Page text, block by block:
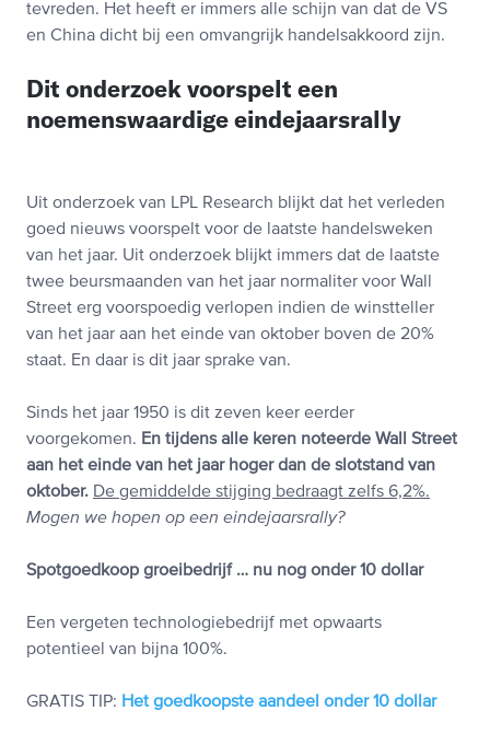
tevreden. Het heeft er immers alle schijn van dat de VS
en China dicht bij een omvangrijk handelsakkoord zijn.
Dit onderzoek voorspelt een
noemenswaardige eindejaarsrally
Uit onderzoek van LPL Research blijkt dat het verleden
goed nieuws voorspelt voor de laatste handelsweken
van het jaar. Uit onderzoek blijkt immers dat de laatste
twee beursmaanden van het jaar normaliter voor Wall
Street erg voorspoedig verlopen indien de winstteller
van het jaar aan het einde van oktober boven de 20%
staat. En daar is dit jaar sprake van.
Sinds het jaar 1950 is dit zeven keer eerder
voorgekomen. En tijdens alle keren noteerde Wall Street
aan het einde van het jaar hoger dan de slotstand van
oktober. De gemiddelde stijging bedraagt zelfs 6,2%.
Mogen we hopen op een eindejaarsrally?
Spotgoedkoop groeibedrijf … nu nog onder 10 dollar
Een vergeten technologiebedrijf met opwaarts
potentieel van bijna 100%.
GRATIS TIP: Het goedkoopste aandeel onder 10 dollar